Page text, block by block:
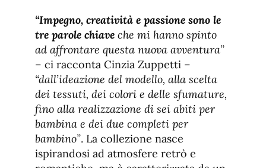
“Impegno, creatività e passione sono le
tre parole chiave che mi hanno spinto
ad affrontare questa nuova avventura”
– ci racconta Cinzia Zuppetti –
“dall’ideazione del modello, alla scelta
dei tessuti, dei colori e delle sfumature,
fino alla realizzazione di sei abiti per
bambina e dei due completi per
bambino”. La collezione nasce
ispirandosi ad atmosfere retrò e